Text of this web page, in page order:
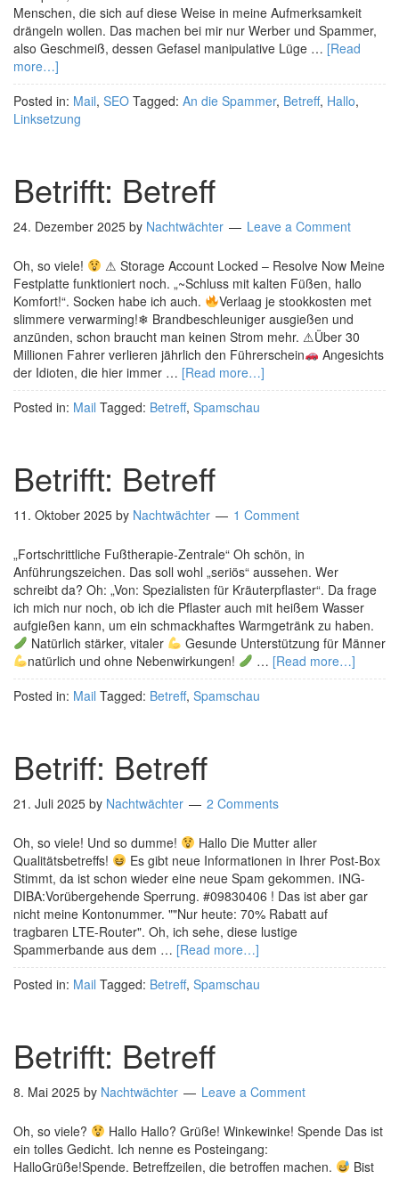
Menschen, die sich auf diese Weise in meine Aufmerksamkeit
drängeln wollen. Das machen bei mir nur Werber und Spammer,
also Geschmeiß, dessen Gefasel manipulative Lüge … [Read
more…]
Posted in: Mail, SEO Tagged: An die Spammer, Betreff, Hallo,
Linksetzung
Betrifft: Betreff
24. Dezember 2025 by Nachtwächter Leave a Comment
Oh, so viele!
⚠ Storage Account Locked – Resolve Now Meine
Festplatte funktioniert noch. „~Schluss mit kalten Füßen, hallo
Komfort!“. Socken habe ich auch.
Verlaag je stookkosten met
slimmere verwarming!❄ Brandbeschleuniger ausgießen und
anzünden, schon braucht man keinen Strom mehr. ⚠Über 30
Millionen Fahrer verlieren jährlich den Führerschein
Angesichts
der Idioten, die hier immer … [Read more…]
Posted in: Mail Tagged: Betreff, Spamschau
Betrifft: Betreff
11. Oktober 2025 by Nachtwächter 1 Comment
„Fortschrittliche Fußtherapie-Zentrale“ Oh schön, in
Anführungszeichen. Das soll wohl „seriös“ aussehen. Wer
schreibt da? Oh: „Von: Spezialisten für Kräuterpflaster“. Da frage
ich mich nur noch, ob ich die Pflaster auch mit heißem Wasser
aufgießen kann, um ein schmackhaftes Warmgetränk zu haben.
Natürlich stärker, vitaler
Gesunde Unterstützung für Männer
natürlich und ohne Nebenwirkungen!
… [Read more…]
Posted in: Mail Tagged: Betreff, Spamschau
Betriff: Betreff
21. Juli 2025 by Nachtwächter 2 Comments
Oh, so viele! Und so dumme!
Hallo Die Mutter aller
Qualitätsbetreffs!
Es gibt neue Informationen in Ihrer Post-Box
Stimmt, da ist schon wieder eine neue Spam gekommen. ІNG-
DIBA:Vorübergehende Sperrung. #09830406 ! Das ist aber gar
nicht meine Kontonummer. ""Nur heute: 70% Rabatt auf
tragbaren LTE-Router". Oh, ich sehe, diese lustige
Spammerbande aus dem … [Read more…]
Posted in: Mail Tagged: Betreff, Spamschau
Betrifft: Betreff
8. Mai 2025 by Nachtwächter Leave a Comment
Oh, so viele?
Hallo Hallo? Grüße! Winkewinke! Spende Das ist
ein tolles Gedicht. Ich nenne es Posteingang:
HalloGrüße!Spende. Betreffzeilen, die betroffen machen.
Bist